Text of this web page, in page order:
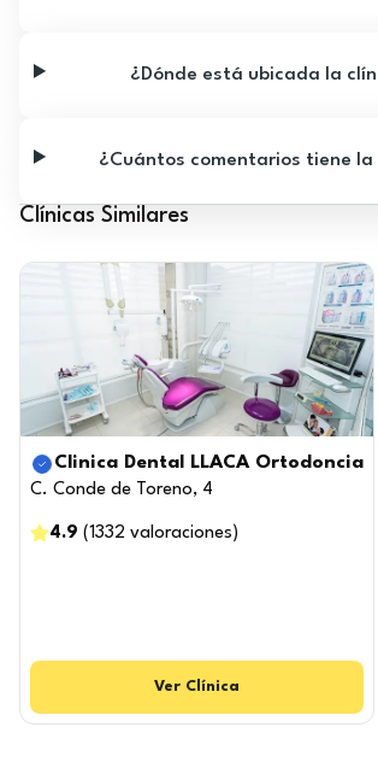
¿Dónde está ubicada la
¿Cuántos comentarios tiene la
Clínicas Similares
Clinica Dental LLACA Ortodoncia
C. Conde de Toreno, 4
4.9 (1332 valoraciones )
Ver Clínica